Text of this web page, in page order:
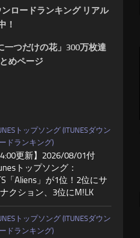
ンロードランキング リアル
！
一つだけの花」300万枚達
めページ
トップソング (ITUNESダウン
ドランキング)
4:00更新】2026/08/01付
トップソング：
「Aliens」が1位！2位にサ
クション、3位にM!LK
トップソング (ITUNESダウン
ドランキング)